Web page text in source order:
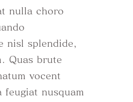
nulla choro
nisl splendide,
Quas brute
vocent
feugiat nusquam